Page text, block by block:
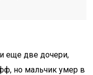
еще две дочери,
но мальчик умер в